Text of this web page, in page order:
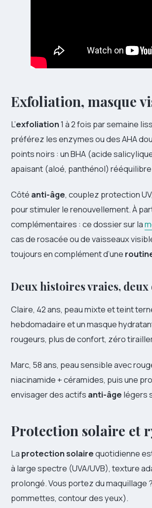
Exfoliation, masque
L’exfoliation1 à 2 fois par semaine
préférez les enzymes ou des AHA
points noirs : un BHA (acide
apaisant (aloé, panthénol)
Côté anti-âge, couplez protection
pour stimuler le renouvellement. À
complémentaires : ce dossier sur la
cas de rosacée ou de vaisseaux
toujours en complément d’une
Deux histoires vraies, deux
Claire, 42 ans, peau mixte et teint
hebdomadaire et un masque
rougeurs, plus de confort, zéro
Marc, 58 ans, peau sensible avec
niacinamide + céramides, puis une
envisager des actifs anti-âge légers
Protection solaire et
La protection solairequotidienne
à large spectre (UVA/UVB), texture
prolongé. Vous portez du maquillage
pommettes, contour des yeux).